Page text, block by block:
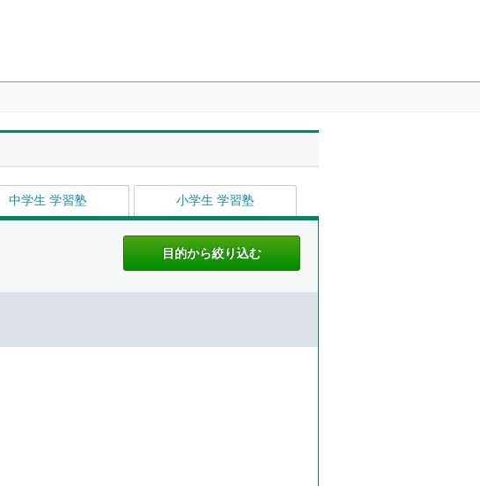
中学生 学習塾 小学生 学習塾